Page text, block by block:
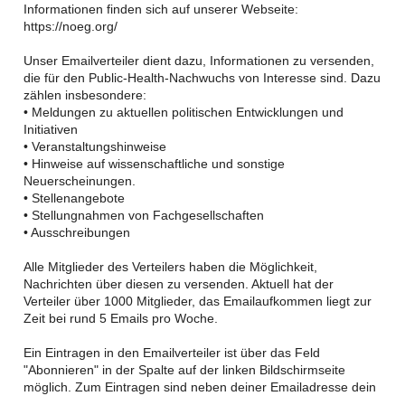
Informationen finden sich auf unserer Webseite:
https://noeg.org/
Unser Emailverteiler dient dazu, Informationen zu versenden,
die für den Public-Health-Nachwuchs von Interesse sind. Dazu
zählen insbesondere:
• Meldungen zu aktuellen politischen Entwicklungen und
Initiativen
• Veranstaltungshinweise
• Hinweise auf wissenschaftliche und sonstige
Neuerscheinungen.
• Stellenangebote
• Stellungnahmen von Fachgesellschaften
• Ausschreibungen
Alle Mitglieder des Verteilers haben die Möglichkeit,
Nachrichten über diesen zu versenden. Aktuell hat der
Verteiler über 1000 Mitglieder, das Emailaufkommen liegt zur
Zeit bei rund 5 Emails pro Woche.
Ein Eintragen in den Emailverteiler ist über das Feld
"Abonnieren" in der Spalte auf der linken Bildschirmseite
möglich. Zum Eintragen sind neben deiner Emailadresse dein